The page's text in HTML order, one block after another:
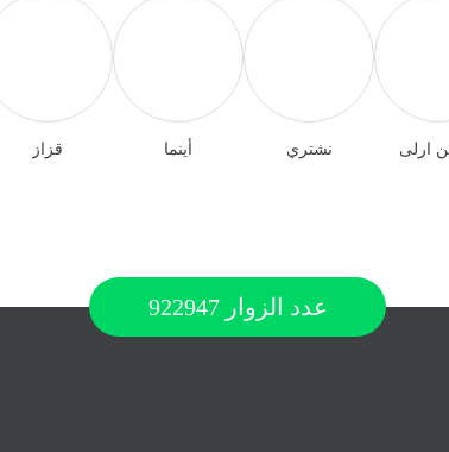
ارلى نشتري أينما قزاز
عدد الزوار 922947